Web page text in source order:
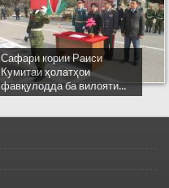
Сафари кории Раиси
Кумитаи ҳолатҳои
фавқулодда ба вилояти...